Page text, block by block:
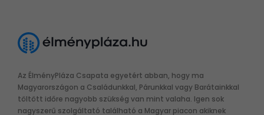
Az ÉlményPláza Csapata egyetért abban, hogy ma
Magyarországon a Családunkkal, Párunkkal vagy Barátainkkal
töltött időre nagyobb szükség van mint valaha. Igen sok
nagyszerű szolgáltató található a Magyar piacon akiknek